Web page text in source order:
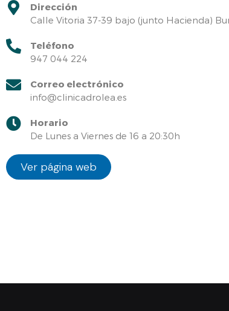
Dirección
Calle Vitoria 37-39 bajo (junto Hacienda)
Teléfono
947 044 224
Correo electrónico
info@clinicadrolea.es
Horario
De Lunes a Viernes de 16 a 20:30h
Ver página web